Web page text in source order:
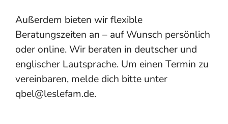
Außerdem bieten wir flexible
Beratungszeiten an – auf Wunsch persönlich
oder online. Wir beraten in deutscher und
englischer Lautsprache. Um einen Termin zu
vereinbaren, melde dich bitte unter
qbel@leslefam.de.